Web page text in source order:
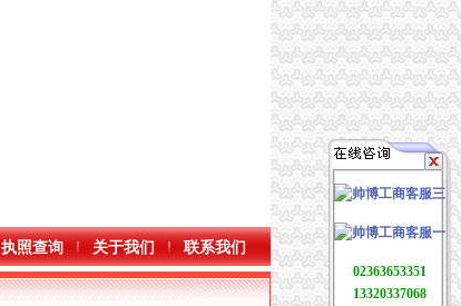
执照查询 关于我们 联系我们
02363653351
13320337068